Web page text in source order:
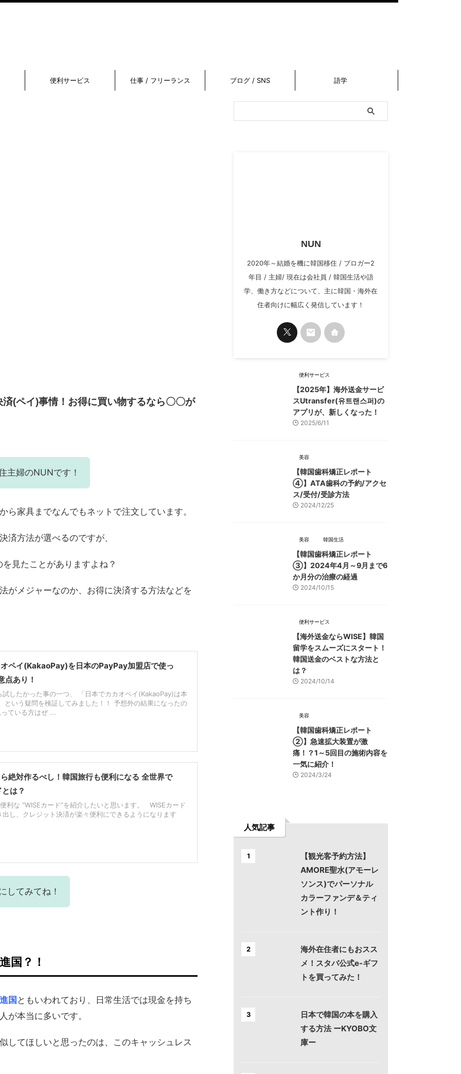
便利サービス 仕事 / フリーランス ブログ / SNS 語学
(ペイ)事情！お得に買い物するなら〇〇が
主婦のNUNです！
ら家具までなんでもネットで注文しています。
済方法が選べるのですが、
見たことがありますよね？
がメジャーなのか、お得に決済する方法などを
ペイ(KakaoPay)を日本のPayPay加盟店で使っ
点あり！
試したかった事の一つ、 「日本でカカオペイ(KakaoPay)は本
という疑問を検証してみました！！ 予想外の結果になったの
ている方はぜ ...
絶対作るべし！韓国旅行も便利になる 全世界で
は？
利な “WISEカード”を紹介したいと思います。 WISEカード
出し、クレジット決済が楽々便利にできるようになります
してみてね！
国？！
国 ともいわれており、日常生活では現金を持ち
が本当に多いです。
してほしいと思ったのは、このキャッシュレス
NUN
2020年～結婚を機に韓国移住 / ブロガー2
年目 / 主婦/ 現在は会社員 / 韓国生活や語
学、働き方などについて、主に韓国・海外在
住者向けに幅広く発信しています！
便利サービス
【2025年】海外送金サービ
スUtransfer(유트랜스퍼)の
アプリが、新しくなった！
2025/6/11
美容
【韓国歯科矯正レポート
➃】ATA歯科の予約/アクセ
ス/受付/受診方法
2024/12/25
美容 韓国生活
【韓国歯科矯正レポート
➂】2024年4月～9月まで6
か月分の治療の経過
2024/10/15
便利サービス
【海外送金ならWISE】韓国
留学をスムーズにスタート！
韓国送金のベストな方法と
は？
2024/10/14
美容
【韓国歯科矯正レポート
➁】急速拡大装置が激
痛！？1～5回目の施術内容を
一気に紹介！
2024/3/24
人気記事
1
【観光客予約方法】
AMORE聖水(アモーレ
ソンス)でパーソナル
カラーファンデ＆ティ
ント作り！
2
海外在住者にもおスス
メ！スタバ公式e-ギフ
トを買ってみた！
3
日本で韓国の本を購入
する方法 ーKYOBO文
庫ー